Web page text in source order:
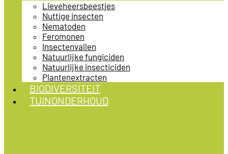
Lieveheersbeestjes
Nuttige insecten
Nematoden
Feromonen
Insectenvallen
Natuurlijke fungiciden
Natuurlijke insecticiden
Plantenextracten
BIODIVERSITEIT
TUINONDERHOUD